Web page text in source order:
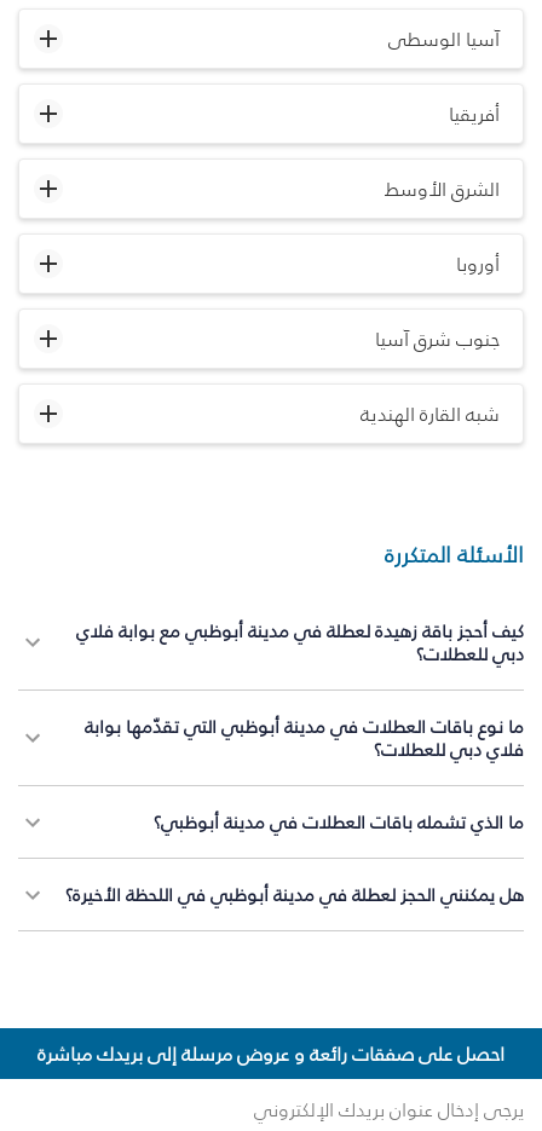
آسيا الوسطى
أفريقيا
الشرق الأوسط
أوروبا
جنوب شرق آسيا
شبه القارة الهندية
الأسئلة المتكررة
كيف أحجز باقة زهيدة لعطلة في مدينة أبوظبي مع بوابة فلاي
دبي للعطلات؟
ما نوع باقات العطلات في مدينة أبوظبي التي تقدّمها بوابة
فلاي دبي للعطلات؟
ما الذي تشمله باقات العطلات في مدينة أبوظبي؟
هل يمكنني الحجز لعطلة في مدينة أبوظبي في اللحظة الأخيرة؟
احصل على صفقات رائعة و عروض مرسلة إلى بريدك مباشرة